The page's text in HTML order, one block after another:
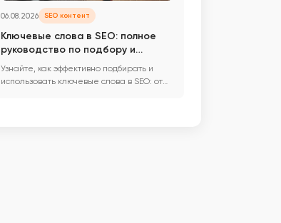
06.08.2026 SEO контент
Ключевые слова в SEO: полное
руководство по подбору и
использованию
Узнайте, как эффективно подбирать и
использовать ключевые слова в SEO: от